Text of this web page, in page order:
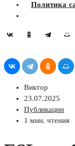
Политика
Виктор
23.07.2025
Публикации
1 мин. чтения